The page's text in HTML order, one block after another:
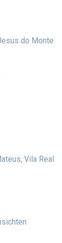
do Monte
Vila Real